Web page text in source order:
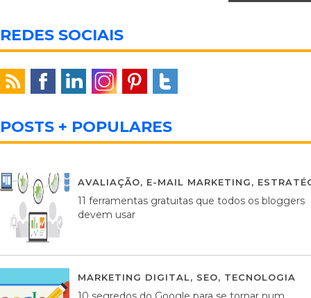
REDES SOCIAIS
POSTS + POPULARES
AVALIAÇÃO, E-MAIL MARKETING,
11 ferramentas gratuitas que todos os bloggers
devem usar
MARKETING DIGITAL, SEO, TECNOLOGIA